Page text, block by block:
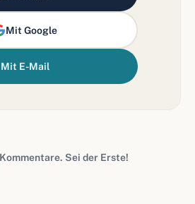
Mit Google
Mit E-Mail
Sei der Erste!